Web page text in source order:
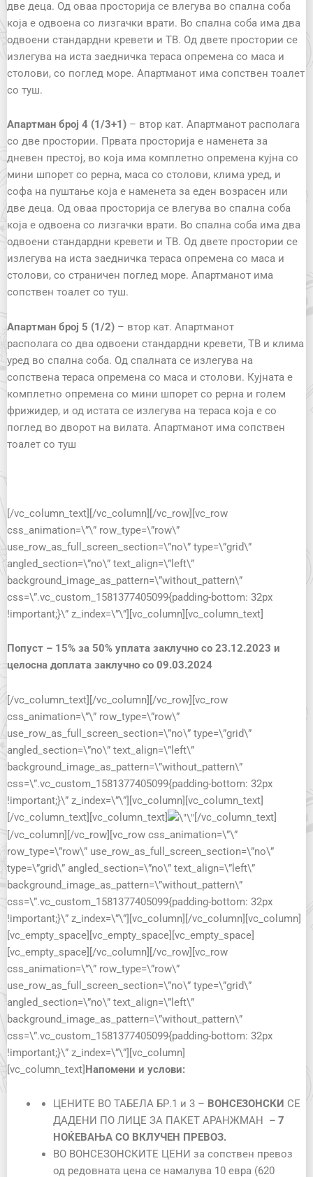
две деца. Од оваа просторија се влегува во спална соба
која е одвоена со лизгачки врати. Во спална соба има два
одвоени стандардни кревети и ТВ. Од двете простории се
излегува на иста заедничка тераса опремена со маса и
столови, со поглед море. Апартманот има сопствен тоалет
со туш.
Апартман број 4 (1/3+1) – втор кат. Апартманот располага
со две простории. Првата просторија е наменета за
дневен престој, во која има комплетно опремена кујна со
мини шпорет со рерна, маса со столови, клима уред, и
софа на пуштање која е наменета за еден возрасен или
две деца. Од оваа просторија се влегува во спална соба
која е одвоена со лизгачки врати. Во спална соба има два
одвоени стандардни кревети и ТВ. Од двете простории се
излегува на иста заедничка тераса опремена со маса и
столови, со страничен поглед море. Апартманот има
сопствен тоалет со туш.
Апартман број 5 (1/2) – втор кат. Апартманот
располага со два одвоени стандардни кревети, ТВ и клима
уред во спална соба. Од спалната се излегува на
сопствена тераса опремена со маса и столови. Кујната е
комплетно опремена со мини шпорет со рерна и голем
фрижидер, и од истата се излегува на тераса која е со
поглед во дворот на вилата. Апартманот има сопствен
тоалет со туш
[/vc_column_text][/vc_column][/vc_row][vc_row
css_animation=\”\” row_type=\”row\”
use_row_as_full_screen_section=\”no\” type=\”grid\”
angled_section=\”no\” text_align=\”left\”
background_image_as_pattern=\”without_pattern\”
css=\”.vc_custom_1581377405099{padding-bottom: 32px
!important;}\” z_index=\”\”][vc_column][vc_column_text]
Попуст – 15% за 50% уплата заклучно со 23.12.2023 и
целосна доплата заклучно со 09.03.2024
[/vc_column_text][/vc_column][/vc_row][vc_row
css_animation=\”\” row_type=\”row\”
use_row_as_full_screen_section=\”no\” type=\”grid\”
angled_section=\”no\” text_align=\”left\”
background_image_as_pattern=\”without_pattern\”
css=\”.vc_custom_1581377405099{padding-bottom: 32px
!important;}\” z_index=\”\”][vc_column][vc_column_text]
[/vc_column_text][vc_column_text]
[/vc_column_text]
[/vc_column][/vc_row][vc_row css_animation=\”\”
row_type=\”row\” use_row_as_full_screen_section=\”no\”
type=\”grid\” angled_section=\”no\” text_align=\”left\”
background_image_as_pattern=\”without_pattern\”
css=\”.vc_custom_1581377405099{padding-bottom: 32px
!important;}\” z_index=\”\”][vc_column][/vc_column][vc_column]
[vc_empty_space][vc_empty_space][vc_empty_space]
[vc_empty_space][/vc_column][/vc_row][vc_row
css_animation=\”\” row_type=\”row\”
use_row_as_full_screen_section=\”no\” type=\”grid\”
angled_section=\”no\” text_align=\”left\”
background_image_as_pattern=\”without_pattern\”
css=\”.vc_custom_1581377405099{padding-bottom: 32px
!important;}\” z_index=\”\”][vc_column]
[vc_column_text]Напомени и услови:
ЦЕНИТЕ ВО ТАБЕЛА БР.1 и 3 – ВОНСЕЗОНСКИ СЕ
ДАДЕНИ ПО ЛИЦЕ ЗА ПАКЕТ АРАНЖМАН – 7
НОЌЕВАЊА СО ВКЛУЧЕН ПРЕВОЗ.
ВО ВОНСЕЗОНСКИТЕ ЦЕНИ за сопствен превоз
од редовната цена се намалува 10 евра (620